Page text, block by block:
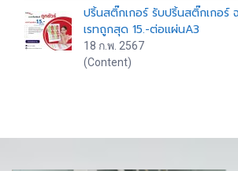
ปริ้นสติ๊กเกอร์ รับปริ้นสติ๊กเกอร์
เรทถูกสุด 15.-ต่อแผ่นA3
18 ก.พ. 2567
(Content)